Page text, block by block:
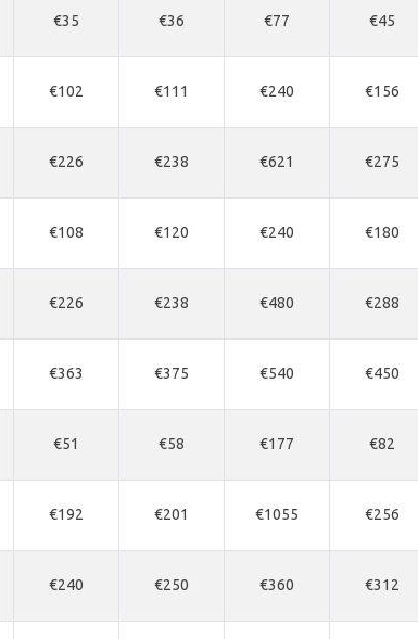
€35 €36 €77 €45
€102 €111 €240 €156
€226 €238 €621 €275
€108 €120 €240 €180
€226 €238 €480 €288
€363 €375 €540 €450
€51 €58 €177 €82
€192 €201 €1055 €256
€240 €250 €360 €312